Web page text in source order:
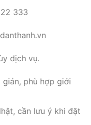
333
dịch vụ.
phù hợp giới
cần lưu ý khi đặt